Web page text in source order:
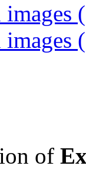
images
images
of